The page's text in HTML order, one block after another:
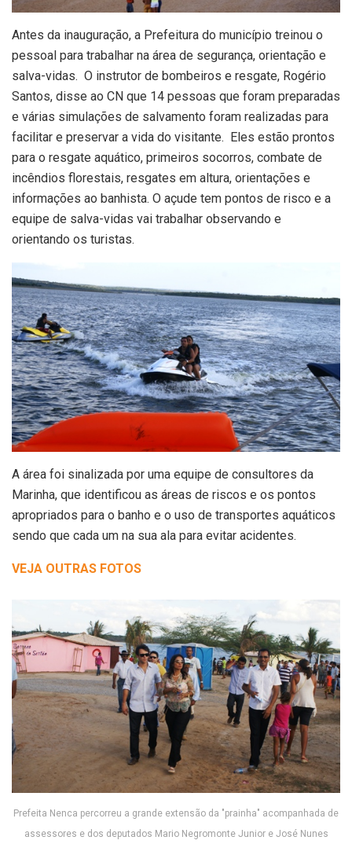
Antes da inauguração, a Prefeitura do município treinou o
pessoal para trabalhar na área de segurança, orientação e
salva-vidas. O instrutor de bombeiros e resgate, Rogério
Santos, disse ao CN que 14 pessoas que foram preparadas
e várias simulações de salvamento foram realizadas para
facilitar e preservar a vida do visitante. Eles estão prontos
para o resgate aquático, primeiros socorros, combate de
incêndios florestais, resgates em altura, orientações e
informações ao banhista. O açude tem pontos de risco e a
equipe de salva-vidas vai trabalhar observando e
orientando os turistas.
A área foi sinalizada por uma equipe de consultores da
Marinha, que identificou as áreas de riscos e os pontos
apropriados para o banho e o uso de transportes aquáticos
sendo que cada um na sua ala para evitar acidentes.
VEJA OUTRAS FOTOS
Prefeita Nenca percorreu a grande extensão da "prainha" acompanhada de
assessores e dos deputados Mario Negromonte Junior e José Nunes